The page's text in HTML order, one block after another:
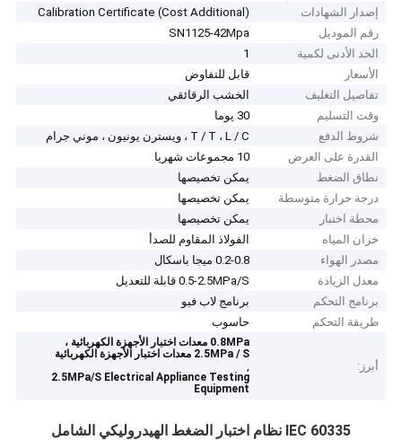
إصدار الشهادات
Calibration Certificate (Cost Additional)
رقم الموديل
SN1125-42Mpa
الحد الأدنى لكمية
1
الأسعار
قابل للتفاوض
تفاصيل التغليف
الخشب الرقائقي
وقت التسليم
30 يوما
شروط الدفع
T / T ، L / C ، ويسترن يونيون ، موني جرام
القدرة على العرض
10 مجموعات شهريا
نطاق الضغط
يمكن تخصيصها
درجة حرارة متوسطة
يمكن تخصيصها
محطة اختبار
يمكن تخصيصها
خزان المياه
الفولاذ المقاوم للصدأ
مصدر الهواء
0.2-0.8 ميجا باسكال
معدل الزيادة
0.5-2.5MPa/S قابلة للتعديل
برنامج التحكم
برنامج لاب فيو
طريقة التحكم
حاسوب
أبرز:
0.8MPa معدات اختبار الأجهزة الكهربائية ،
2.5MPa / S معدات اختبار الأجهزة الكهربائية
,
2.5MPa/S Electrical Appliance Testing
Equipment
IEC 60335 نظام اختبار الضغط الهيدروليكي الشامل